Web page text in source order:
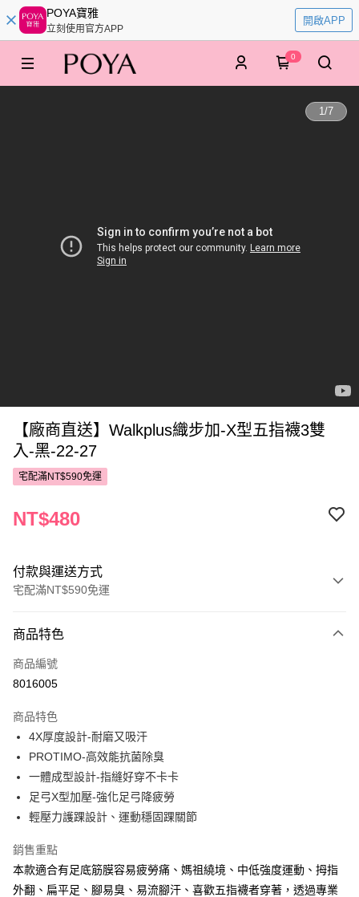
POYA寶雅
立刻使用官方APP
開啟APP
0
1/7
【廠商直送】Walkplus織步加-X型五指襪3雙
入-黑-22-27
宅配滿NT$590免運
NT$480
付款與運送方式
宅配滿NT$590免運
POYA支付
信用卡一次付款
Apple Pay
街口支付
悠遊付
Google Pay
AFTEE先享後付
相關說明
【關於「AFTEE先享後付」】
商品特色
商品編號
8016005
商品特色
4X厚度設計-耐磨又吸汗
PROTIMO-高效能抗菌除臭
一體成型設計-指縫好穿不卡卡
足弓X型加壓-強化足弓降疲勞
輕壓力護踝設計、運動穩固踝關節
銷售重點
本款適合有足底筋膜容易疲勞痛、媽祖繞境、中低強度運動、拇指
外翻、扁平足、腳易臭、易流腳汗、喜歡五指襪者穿著，透過專業